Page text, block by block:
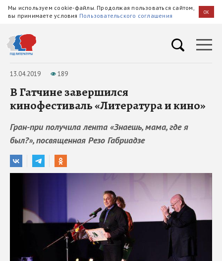
Мы используем cookie-файлы. Продолжая пользоваться сайтом,
вы принимаете условия Пользовательского соглашения OK
13.04.2019 189
В Гатчине завершился
кинофестиваль «Литература и кино»
Гран-при получила лента «Знаешь, мама, где я
был?», посвященная Резо Габриадзе